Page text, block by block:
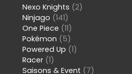
Nexo Knights (2)
Ninjago (141)
One Piece (11)
Pokémon (5)
Powered Up (1)
Racer (1)
Saisons & Event (7)